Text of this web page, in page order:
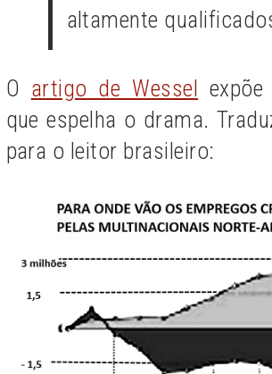
altamente
O artigo de Wessel
que espelha o drama.
para o leitor brasileiro: